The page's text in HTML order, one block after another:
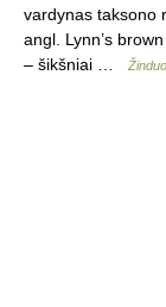
vardynas taksono
angl. Lynn’s
– šikšniai …